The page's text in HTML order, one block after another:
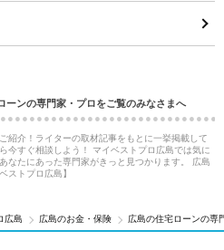
ーンの専門家・プロをご覧のみなさまへ
紹介！ライターの取材記事をもとに一挙掲載して
今すぐ相談しよう！ マイベストプロ広島では気に
なたにあった専門家がきっと見つかります。 広島
ストプロ広島】
広島 広島のお金・保険 広島の住宅ローンの専